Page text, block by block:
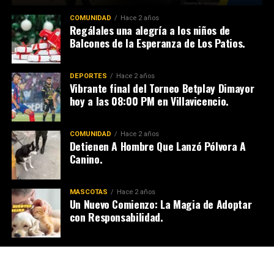
COMUNIDAD Hace 2 años
Regálales una alegría a los niños de
Balcones de la Esperanza de Los Patios.
DEPORTES Hace 2 años
Vibrante final del Torneo Betplay Dimayor
hoy a las 08:00 PM en Villavicencio.
COMUNIDAD Hace 2 años
Detienen A Hombre Que Lanzó Pólvora A
Canino.
MASCOTAS Hace 2 años
Un Nuevo Comienzo: La Magia de Adoptar
con Responsabilidad.